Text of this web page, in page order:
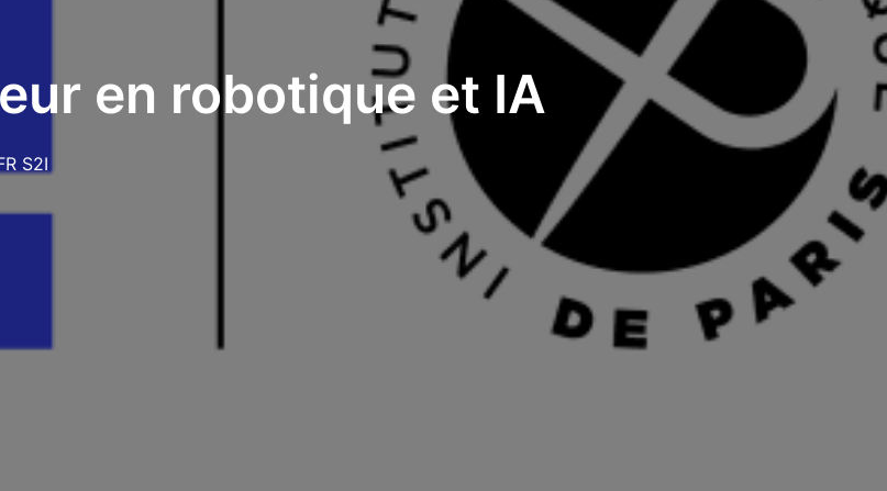
en robotique et IA
S2I